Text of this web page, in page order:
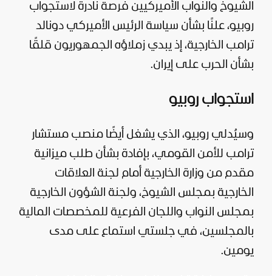
الشيوخ والنواب الأميركيين فرصة نادرة لاستجواب
روبيو، علنًا بشأن سياسة الرئيس الأميركي دونالد
ترامب الخارجية، إذ يبدي زملاؤه الجمهوريون قلقًا
بشأن الحرب على إيران.
استجواب روبيو
وسيُدلي روبيو، الذي يشغل أيضًا منصب مستشار
ترامب للأمن القومي، بإفادة بشأن طلب ميزانية
مقدم من وزارة الخارجية أمام لجنة العلاقات
الخارجية بمجلس الشيوخ، ولجنة الشؤون الخارجية
بمجلس النواب واللجان الفرعية للمخصصات المالية
بالمجلسين، في جلستي استماع على مدى
يومين.